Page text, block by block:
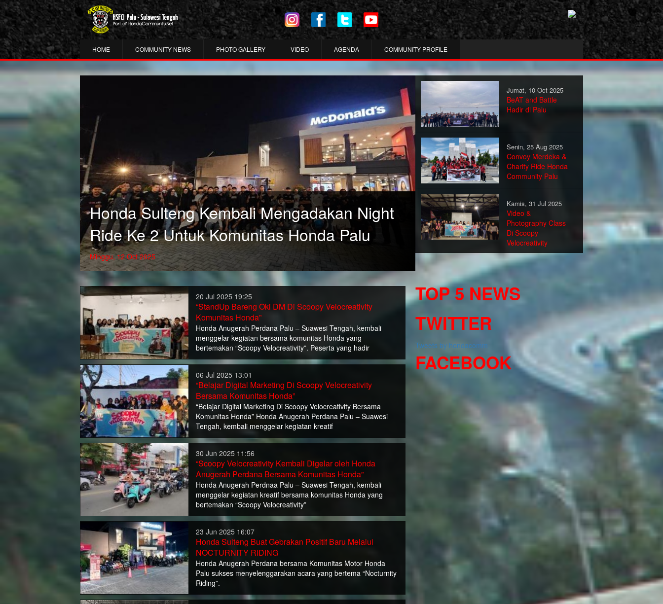
HOME COMMUNITY NEWS PHOTO GALLERY VIDEO AGENDA COMMUNITY PROFILE
Honda Sulteng Kembali Mengadakan Night
Ride Ke 2 Untuk Komunitas Honda Palu
Minggu, 12 Oct 2025
Jumat, 10 Oct 2025
BeAT and Battle
Hadir di Palu
Senin, 25 Aug 2025
Convoy Merdeka &
Charity Ride Honda
Community Palu
Kamis, 31 Jul 2025
Video &
Photography Class
Di Scoopy
Velocreativity
20 Jul 2025 19:25
“StandUp Bareng Oki DM Di Scoopy Velocreativity
Komunitas Honda”
Honda Anugerah Perdana Palu – Suawesi Tengah, kembali
menggelar kegiatan bersama komunitas Honda yang
bertemakan “Scoopy Velocreativity”. Peserta yang hadir
06 Jul 2025 13:01
“Belajar Digital Marketing Di Scoopy Velocreativity
Bersama Komunitas Honda”
“Belajar Digital Marketing Di Scoopy Velocreativity Bersama
Komunitas Honda” Honda Anugerah Perdana Palu – Suawesi
Tengah, kembali menggelar kegiatan kreatif
30 Jun 2025 11:56
“Scoopy Velocreativity Kembali Digelar oleh Honda
Anugerah Perdana Bersama Komunitas Honda”
Honda Anugerah Perdnaa Palu – Suawesi Tengah, kembali
menggelar kegiatan kreatif bersama komunitas Honda yang
bertemakan “Scoopy Velocreativity”
23 Jun 2025 16:07
Honda Sulteng Buat Gebrakan Positif Baru Melalui
NOCTURNITY RIDING
Honda Anugerah Perdana bersama Komunitas Motor Honda
Palu sukses menyelenggarakan acara yang bertema “Nocturnity
Riding”.
TOP 5 NEWS
TWITTER
Tweets by hondacomm
FACEBOOK